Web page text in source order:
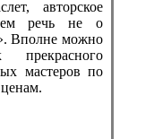
авторское
речь не о
Вполне можно
прекрасного
мастеров по